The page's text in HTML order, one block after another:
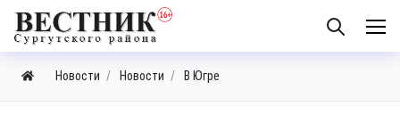
Новости Новости В Югре